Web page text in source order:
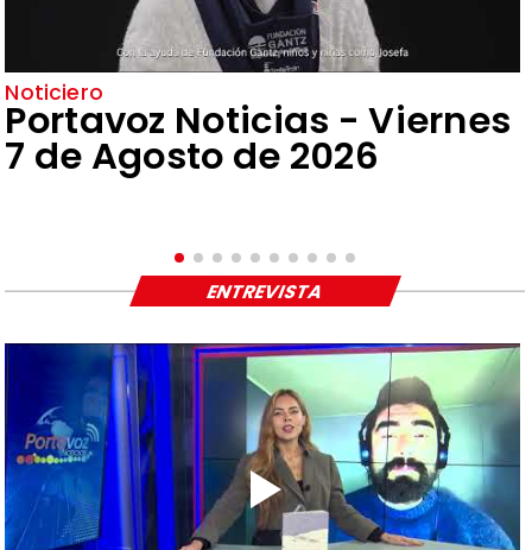
Noticiero
Portavoz Noticias - Viernes
7 de Agosto de 2026
ENTREVISTA